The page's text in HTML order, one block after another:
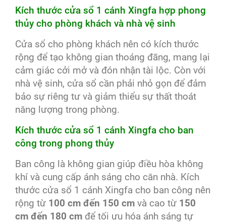
Kích thước cửa sổ 1 cánh Xingfa hợp phong
thủy cho phòng khách và nhà vệ sinh
Cửa sổ cho phòng khách nên có kích thước
rộng để tạo không gian thoáng đãng, mang lại
cảm giác cởi mở và đón nhận tài lộc. Còn với
nhà vệ sinh, cửa sổ cần phải nhỏ gọn để đảm
bảo sự riêng tư và giảm thiểu sự thất thoát
năng lượng trong phòng.
Kích thước cửa sổ 1 cánh Xingfa cho ban
công trong phong thủy
Ban công là không gian giúp điều hòa không
khí và cung cấp ánh sáng cho căn nhà. Kích
thước cửa sổ 1 cánh Xingfa cho ban công nên
rộng từ 100 cm đến 150 cm và cao từ 150
cm đến 180 cm để tối ưu hóa ánh sáng tự